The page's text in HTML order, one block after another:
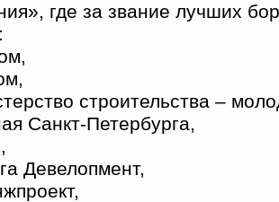
где за звание лучших
строительства –
Санкт-Петербурга,
Девелопмент,